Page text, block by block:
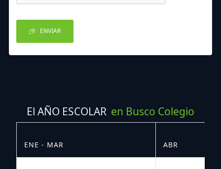
ENVIAR
El AÑO ESCOLAR en Busco Colegio
ENE - MAR ABR